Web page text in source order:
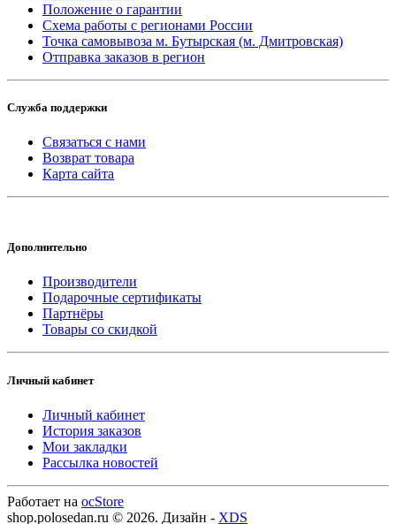
Положение о гарантии
Схема работы с регионами России
Точка самовывоза м. Бутырская (м. Дмитровская)
Отправка заказов в регион
Служба поддержки
Связаться с нами
Возврат товара
Карта сайта
Дополнительно
Производители
Подарочные сертификаты
Партнёры
Товары со скидкой
Личный кабинет
Личный кабинет
История заказов
Мои закладки
Рассылка новостей
Работает на ocStore
shop.polosedan.ru © 2026. Дизайн - XDS